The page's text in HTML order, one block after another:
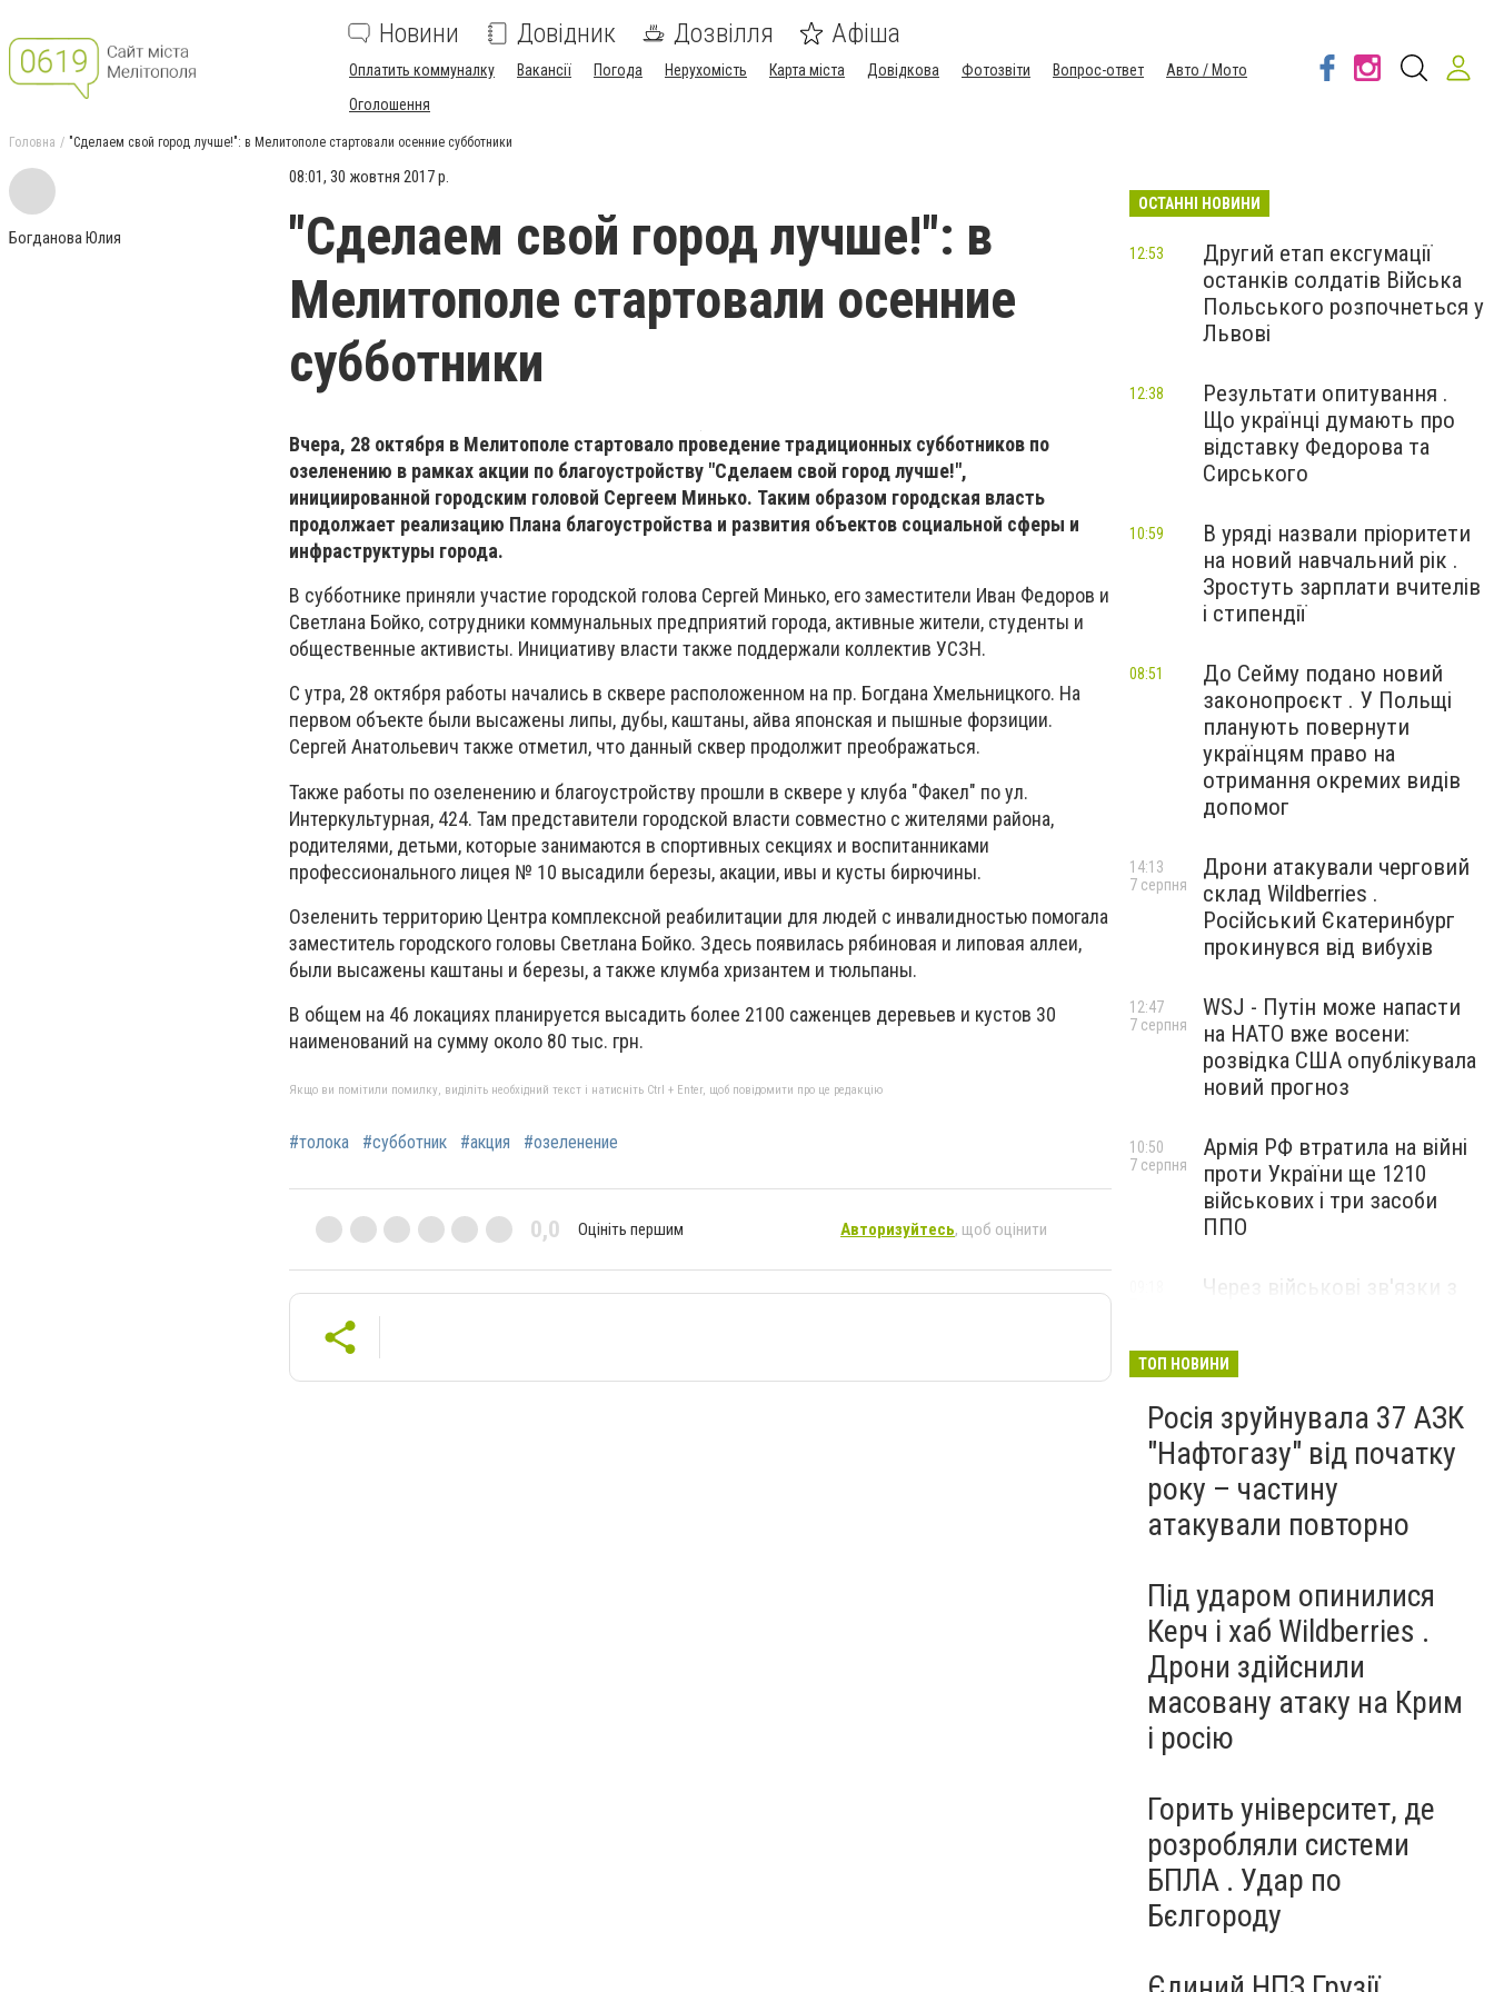
Новини Довідник Дозвілля Афіша
Оплатить коммуналку Вакансії Погода Нерухомість Карта міста Довідкова Фотозвіти Вопрос-ответ
Авто / Мото
Оголошення
Головна "Сделаем свой город лучше!": в Мелитополе стартовали осенние субботники
Богданова Юлия
08:01, 30 жовтня 2017 р.
"Сделаем свой город лучше!": в
Мелитополе стартовали осенние
субботники
Вчера, 28 октября в Мелитополе стартовало проведение традиционных субботников по
озеленению в рамках акции по благоустройству "Сделаем свой город лучше!",
инициированной городским головой Сергеем Минько. Таким образом городская власть
продолжает реализацию Плана благоустройства и развития объектов социальной сферы и
инфраструктуры города.
В субботнике приняли участие городской голова Сергей Минько, его заместители Иван Федоров и
Светлана Бойко, сотрудники коммунальных предприятий города, активные жители, студенты и
общественные активисты. Инициативу власти также поддержали коллектив УСЗН.
С утра, 28 октября работы начались в сквере расположенном на пр. Богдана Хмельницкого. На
первом объекте были высажены липы, дубы, каштаны, айва японская и пышные форзиции.
Сергей Анатольевич также отметил, что данный сквер продолжит преображаться.
Также работы по озеленению и благоустройству прошли в сквере у клуба "Факел" по ул.
Интеркультурная, 424. Там представители городской власти совместно с жителями района,
родителями, детьми, которые занимаются в спортивных секциях и воспитанниками
профессионального лицея № 10 высадили березы, акации, ивы и кусты бирючины.
Озеленить территорию Центра комплексной реабилитации для людей с инвалидностью помогала
заместитель городского головы Светлана Бойко. Здесь появилась рябиновая и липовая аллеи,
были высажены каштаны и березы, а также клумба хризантем и тюльпаны.
В общем на 46 локациях планируется высадить более 2100 саженцев деревьев и кустов 30
наименований на сумму около 80 тыс. грн.
Якщо ви помітили помилку, виділіть необхідний текст і натисніть Ctrl + Enter, щоб повідомити про це редакцію
#толока #субботник #акция #озеленение
0,0 Оцініть першим Авторизуйтесь, щоб оцінити
ОСТАННІ НОВИНИ
Другий етап ексгумації
останків солдатів Війська
Польського розпочнеться у
Львові
12:53
Результати опитування .
Що українці думають про
відставку Федорова та
Сирського
12:38
В уряді назвали пріоритети
на новий навчальний рік .
Зростуть зарплати вчителів
і стипендії
10:59
До Сейму подано новий
законопроєкт . У Польщі
планують повернути
українцям право на
отримання окремих видів
допомог
08:51
Дрони атакували черговий
склад Wildberries .
Російський Єкатеринбург
прокинувся від вибухів
14:13
7 серпня
WSJ - Путін може напасти
на НАТО вже восени:
розвідка США опублікувала
новий прогноз
12:47
7 серпня
Армія РФ втратила на війні
проти України ще 1210
військових і три засоби
ППО
10:50
7 серпня
Через військові зв'язки з
Куби
ТОП НОВИНИ
Росія зруйнувала 37 АЗК
"Нафтогазу" від початку
року – частину
атакували повторно
Під ударом опинилися
Керч і хаб Wildberries .
Дрони здійснили
масовану атаку на Крим
і росію
Горить університет, де
розробляли системи
БПЛА . Удар по
Бєлгороду